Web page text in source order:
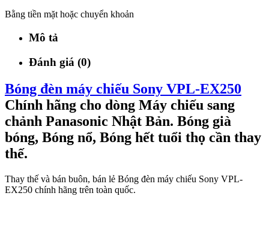
Bằng tiền mặt hoặc chuyển khoản
Mô tả
Đánh giá (0)
Bóng đèn máy chiếu Sony VPL-EX250
Chính hãng cho dòng Máy chiếu sang
chảnh Panasonic Nhật Bản. Bóng già
bóng, Bóng nổ, Bóng hết tuổi thọ cần thay
thế.
Thay thế và bán buôn, bán lẻ Bóng đèn máy chiếu Sony VPL-
EX250 chính hãng trên toàn quốc.